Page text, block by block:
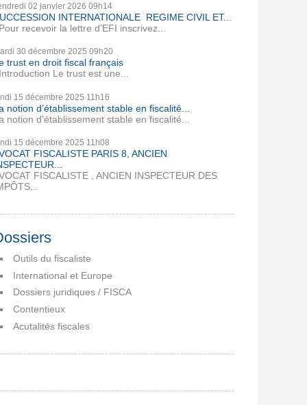
02 janvier 2026 09h14
INTERNATIONALE REGIME CIVIL ET...
recevoir la lettre d’EFI inscrivez...
30 décembre 2025 09h20
trust en droit fiscal français
Le trust est une...
15 décembre 2025 11h16
notion d’établissement stable en fiscalité...
notion d’établissement stable en fiscalité...
15 décembre 2025 11h08
FISCALISTE PARIS 8, ANCIEN
FISCALISTE , ANCIEN INSPECTEUR DES
Outils du fiscaliste
International et Europe
Dossiers juridiques / FISCA
Contentieux
Acutalités fiscales